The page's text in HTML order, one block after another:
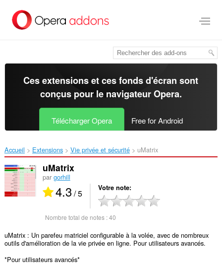
contenu
Ces extensions et ces fonds d'écran sont
conçus pour le navigateur Opera.
Télécharger Opera Free for Android
Accueil Extensions Vie privée et sécurité uMatrix‎
uMatrix
par gorhill
4.3 / 5 Votre note
Nombre total de notes :40
uMatrix : Un parefeu matriciel configurable à la volée, avec de nombreux
outils d'amélioration de la vie privée en ligne. Pour utilisateurs avancés.
*Pour utilisateurs avancés*